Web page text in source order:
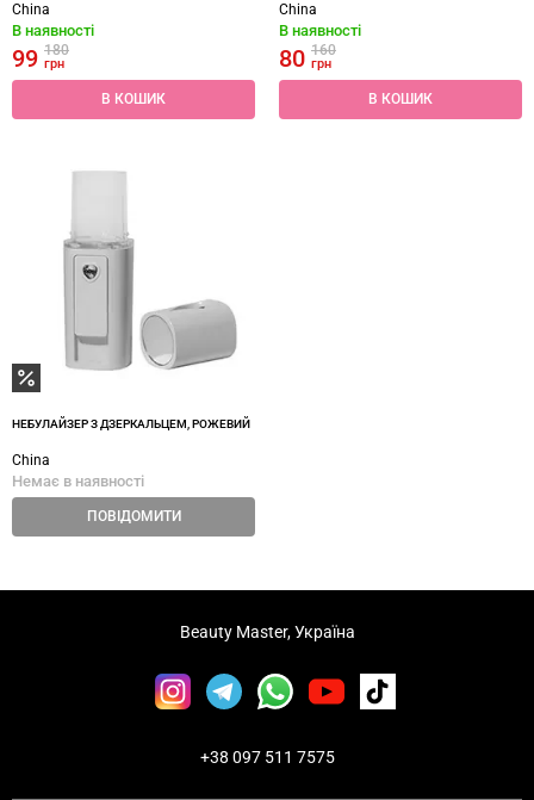
China
В наявності
99 180
грн
В КОШИК
China
В наявності
80 160
грн
В КОШИК
НЕБУЛАЙЗЕР З ДЗЕРКАЛЬЦЕМ, РОЖЕВИЙ
China
Немає в наявності
ПОВІДОМИТИ
Beauty Master, Україна
+38 097 511 7575